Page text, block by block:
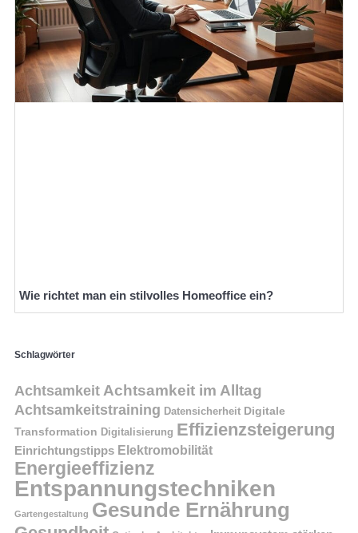
Wie richtet man ein stilvolles Homeoffice ein?
Schlagwörter
Achtsamkeit Achtsamkeit im Alltag
Achtsamkeitstraining Datensicherheit Digitale
Transformation Digitalisierung Effizienzsteigerung
Einrichtungstipps Elektromobilität
Energieeffizienz
Entspannungstechniken
Gartengestaltung Gesunde Ernährung